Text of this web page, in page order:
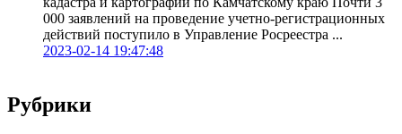
000 заявлений на проведение учетно-регистрационных
действий поступило в Управление Росреестра ...
2023-02-14 19:47:48
Рубрики